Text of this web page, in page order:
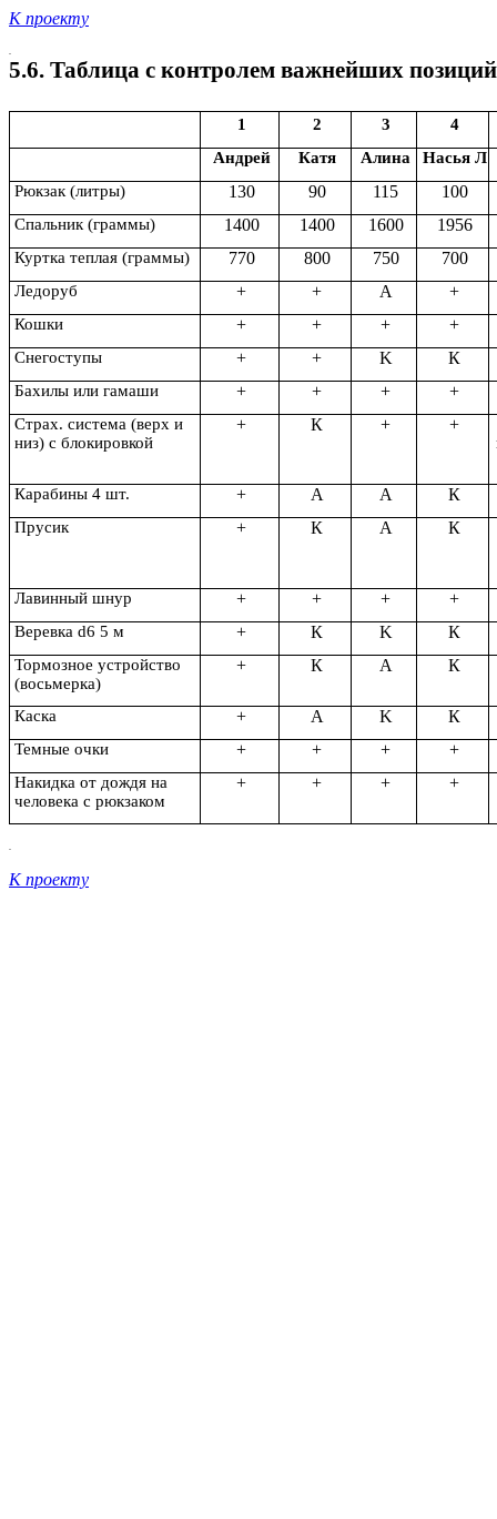
К проекту
.
5.6. Таблица с контролем важнейших
1 2 3
4
Андрей
Катя Алина
Насья Л
Рюкзак (литры)
130 90 115 100
Спальник (граммы) 1400 1400 1600 1956
Куртка теплая (граммы) 770 800 750 700
Ледоруб + + A +
Кошки + + + +
Снегоступы + + K К
Бахилы или гамаши + + + +
Страх. система (верх и
низ) с блокировкой
+ К + +
Карабины 4 шт. + А A К
Прусик + К A К
Лавинный шнур + + + +
Веревка d6 5 м + К K К
Тормозное устройство
(восьмерка)
+ К A К
Каска + А K К
Темные очки + + + +
Накидка от дождя на
человека с рюкзаком
+ + + +
.
К проекту